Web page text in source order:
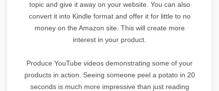
topic and give it away on your website. You can also
convert it into Kindle format and offer it for little to no
money on the Amazon site. This will create more
interest in your product.
Produce YouTube videos demonstrating some of your
products in action. Seeing someone peel a potato in 20
seconds is much more impressive than just reading